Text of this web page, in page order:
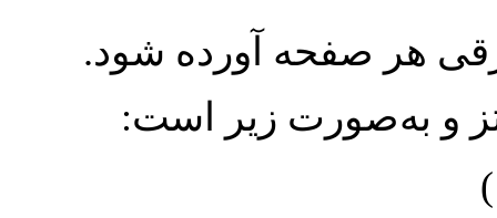
هر صفحه آورده شود.
و به‌صورت زیر است: